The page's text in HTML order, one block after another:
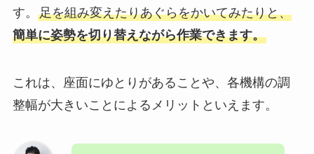
す。 足を組み変えたりあぐらをかいてみたりと、
簡単に姿勢を切り替えながら作業できます。
これは、座面にゆとりがあることや、各機構の調
整幅が大きいことによるメリットといえます。